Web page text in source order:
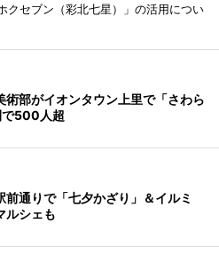
クセブン（彩北七星）」の活用につい
術部がイオンタウン上里で「さわら
500人超
前通りで「七夕かざり」＆イルミ
ルシェも